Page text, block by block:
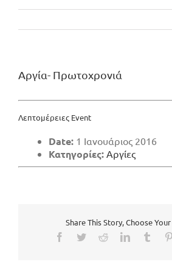
Αργία- Πρωτοχρονιά
Λεπτομέρειες Event
Date: 1 Ιανουάριος 2016
Κατηγορίες: Αργίες
Share This Story, Choose
Facebook
TwitterRedditLinkedIn